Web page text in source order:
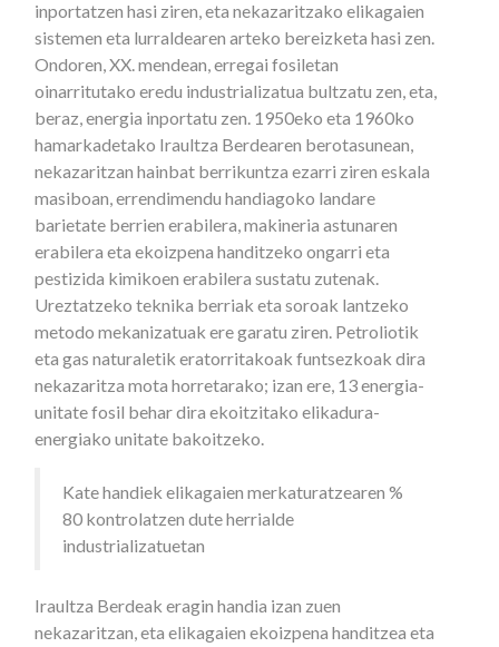
inportatzen hasi ziren, eta nekazaritzako elikagaien
sistemen eta lurraldearen arteko bereizketa hasi zen.
Ondoren, XX. mendean, erregai fosiletan
oinarritutako eredu industrializatua bultzatu zen, eta,
beraz, energia inportatu zen. 1950eko eta 1960ko
hamarkadetako Iraultza Berdearen berotasunean,
nekazaritzan hainbat berrikuntza ezarri ziren eskala
masiboan, errendimendu handiagoko landare
barietate berrien erabilera, makineria astunaren
erabilera eta ekoizpena handitzeko ongarri eta
pestizida kimikoen erabilera sustatu zutenak.
Ureztatzeko teknika berriak eta soroak lantzeko
metodo mekanizatuak ere garatu ziren. Petroliotik
eta gas naturaletik eratorritakoak funtsezkoak dira
nekazaritza mota horretarako; izan ere, 13 energia-
unitate fosil behar dira ekoitzitako elikadura-
energiako unitate bakoitzeko.
Kate handiek elikagaien merkaturatzearen %
80 kontrolatzen dute herrialde
industrializatuetan
Iraultza Berdeak eragin handia izan zuen
nekazaritzan, eta elikagaien ekoizpena handitzea eta